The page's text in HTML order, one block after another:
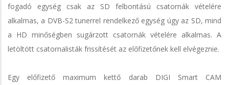
fogadó egység csak az SD felbontású csatornák vételére
alkalmas, a DVB-S2 tunerrel rendelkező egység úgy az SD, mind
a HD minőségben sugárzott csatornák vételére alkalmas. A
letöltött csatornalisták frissítését az előfizetőnek kell elvégeznie.
Egy előfizető maximum kettő darab DIGI Smart CAM